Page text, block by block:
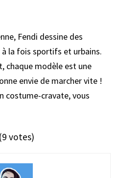
Fendi dessine des
la fois sportifs et urbains.
chaque modèle est une
envie de marcher vite !
costume-cravate, vous
votes)